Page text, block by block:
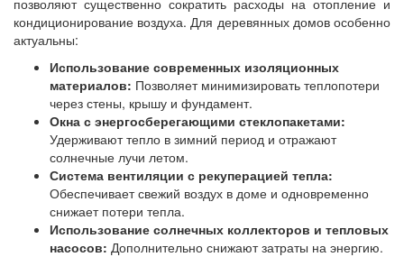
позволяют существенно сократить расходы на отопление и
кондиционирование воздуха. Для деревянных домов особенно
актуальны:
Использование современных изоляционных
материалов: Позволяет минимизировать теплопотери
через стены, крышу и фундамент.
Окна с энергосберегающими стеклопакетами:
Удерживают тепло в зимний период и отражают
солнечные лучи летом.
Система вентиляции с рекуперацией тепла:
Обеспечивает свежий воздух в доме и одновременно
снижает потери тепла.
Использование солнечных коллекторов и тепловых
насосов: Дополнительно снижают затраты на энергию.